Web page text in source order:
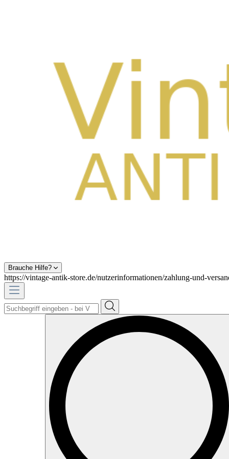
Brauche Hilfe?
https://vintage-antik-store.de/nutzerinformationen/zahlung-und-